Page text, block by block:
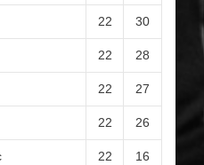
22 30
22 28
22 27
22 26
22 16